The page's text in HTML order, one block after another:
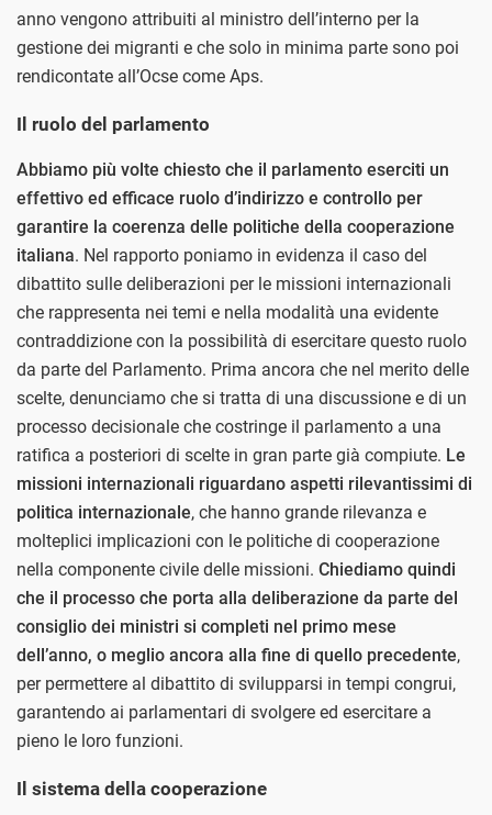
anno vengono attribuiti al ministro dell’interno per la
gestione dei migranti e che solo in minima parte sono poi
rendicontate all’Ocse come Aps.
Il ruolo del parlamento
Abbiamo più volte chiesto che il parlamento eserciti un
effettivo ed efficace ruolo d’indirizzo e controllo per
garantire la coerenza delle politiche della cooperazione
italiana. Nel rapporto poniamo in evidenza il caso del
dibattito sulle deliberazioni per le missioni internazionali
che rappresenta nei temi e nella modalità una evidente
contraddizione con la possibilità di esercitare questo ruolo
da parte del Parlamento. Prima ancora che nel merito delle
scelte, denunciamo che si tratta di una discussione e di un
processo decisionale che costringe il parlamento a una
ratifica a posteriori di scelte in gran parte già compiute. Le
missioni internazionali riguardano aspetti rilevantissimi di
politica internazionale, che hanno grande rilevanza e
molteplici implicazioni con le politiche di cooperazione
nella componente civile delle missioni. Chiediamo quindi
che il processo che porta alla deliberazione da parte del
consiglio dei ministri si completi nel primo mese
dell’anno, o meglio ancora alla fine di quello precedente,
per permettere al dibattito di svilupparsi in tempi congrui,
garantendo ai parlamentari di svolgere ed esercitare a
pieno le loro funzioni.
Il sistema della cooperazione